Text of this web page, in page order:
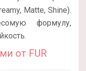
Matte, Shine).
формулу,
от FUR